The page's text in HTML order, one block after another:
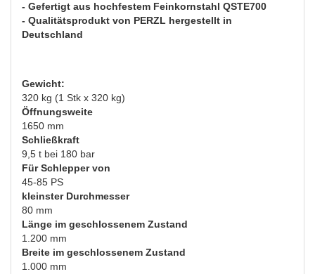
- Gefertigt aus hochfestem Feinkornstahl QSTE700
- Qualitätsprodukt von PERZL hergestellt in
Deutschland
Gewicht:
320 kg (1 Stk x 320 kg)
Öffnungsweite
1650 mm
Schließkraft
9,5 t bei 180 bar
Für Schlepper von
45-85 PS
kleinster Durchmesser
80 mm
Länge im geschlossenem Zustand
1.200 mm
Breite im geschlossenem Zustand
1.000 mm